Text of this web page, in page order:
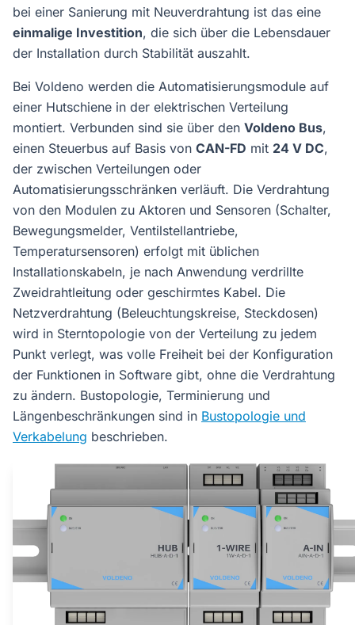
bei einer Sanierung mit Neuverdrahtung ist das eine
einmalige Investition, die sich über die Lebensdauer
der Installation durch Stabilität auszahlt.
Bei Voldeno werden die Automatisierungsmodule auf
einer Hutschiene in der elektrischen Verteilung
montiert. Verbunden sind sie über den Voldeno Bus,
einen Steuerbus auf Basis von CAN-FD mit 24 V DC,
der zwischen Verteilungen oder
Automatisierungsschränken verläuft. Die Verdrahtung
von den Modulen zu Aktoren und Sensoren (Schalter,
Bewegungsmelder, Ventilstellantriebe,
Temperatursensoren) erfolgt mit üblichen
Installationskabeln, je nach Anwendung verdrillte
Zweidrahtleitung oder geschirmtes Kabel. Die
Netzverdrahtung (Beleuchtungskreise, Steckdosen)
wird in Sterntopologie von der Verteilung zu jedem
Punkt verlegt, was volle Freiheit bei der Konfiguration
der Funktionen in Software gibt, ohne die Verdrahtung
zu ändern. Bustopologie, Terminierung und
Längenbeschränkungen sind in Bustopologie und
Verkabelung beschrieben.